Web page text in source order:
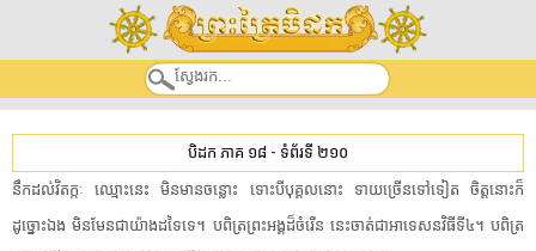
បិដក ភាគ ១៨ - ទំព័រទី ២១០
នឹកដល់​វិតក្កៈ​ ​ឈ្មោះ​នេះ​ ​មិន​មាន​ចន្លោះ​ ​ទោះបី​បុគ្គល​នោះ​ ​ទាយ​ច្រើន​ទៅទៀត​ ​ចិត្ត​នោះ​ក៏​
ដូច្នោះឯង​ ​មិនមែន​ជា​យ៉ាង​ដទៃ​ទេ​។​ ​បពិត្រ​ព្រះអង្គ​ដ៏​ចំរើន​ ​នេះ​ចាត់ជា​អា​ទេ​សន​វិធី​ទី៤​។​ ​បពិត្រ​